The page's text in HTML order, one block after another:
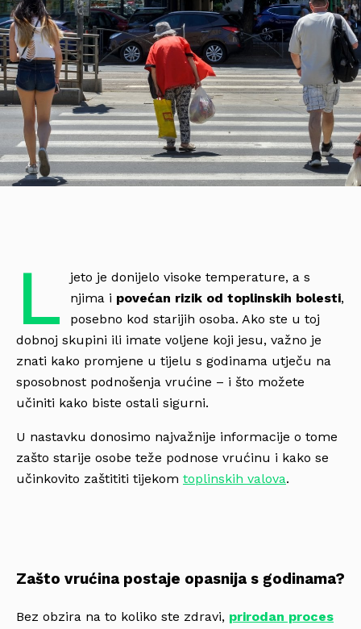
L
jeto je donijelo visoke temperature, a s
njima i povećan rizik od toplinskih bolesti,
posebno kod starijih osoba. Ako ste u toj
dobnoj skupini ili imate voljene koji jesu, važno je
znati kako promjene u tijelu s godinama utječu na
sposobnost podnošenja vrućine – i što možete
učiniti kako biste ostali sigurni.
U nastavku donosimo najvažnije informacije o tome
zašto starije osobe teže podnose vrućinu i kako se
učinkovito zaštititi tijekom toplinskih valova.
Zašto vrućina postaje opasnija s godinama?
Bez obzira na to koliko ste zdravi, prirodan proces